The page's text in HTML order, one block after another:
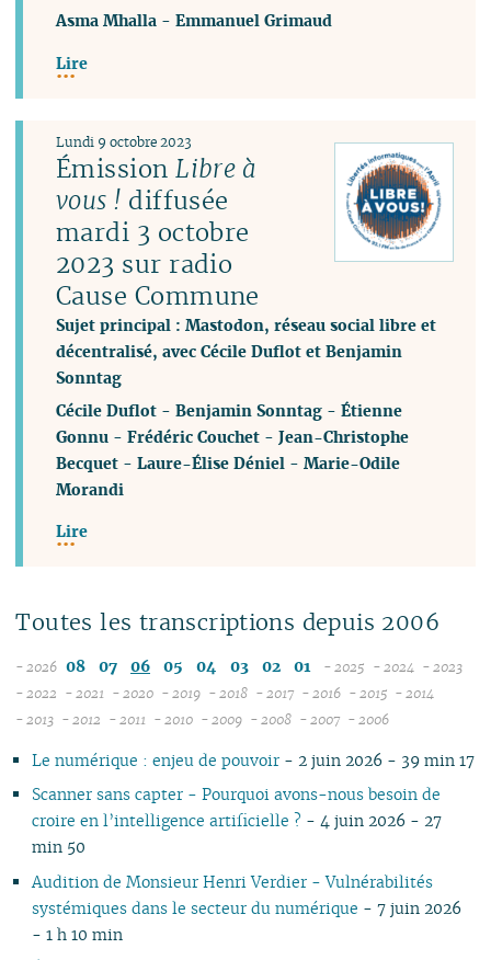
Asma Mhalla -Emmanuel Grimaud
Lire
ÉmissionLibre à
vous ! diffusée
mardi 3 octobre
2023 sur radio
Cause Commune
Sujet principal : Mastodon, réseau social libre et
décentralisé, avec Cécile Duflot et Benjamin
Sonntag
Lundi 9 octobre 2023
Cécile Duflot -Benjamin Sonntag -Étienne
Gonnu -Frédéric Couchet -Jean-Christophe
Becquet -Laure-Élise Déniel -Marie-Odile
Morandi
Lire
Toutes les transcriptions depuis 2006
- 2026 08 07 06 05 04 03 02 01 - 2025
12
11
09
08
07
04
03
- 2024
12
09
08
07
04
03
- 2023
09
- 2022
10
09
08
07
05
04
03
- 2021
10
09
08
05
04
03
- 2020
10
09
08
05
04
- 2019
10
09
08
05
04
- 2018
10
09
08
05
04
- 2017
10
09
08
05
04
- 2016
10
09
08
05
04
- 2015
10
09
08
05
04
- 2014
10
03
- 2013
10
09
08
04
- 2012
11
09
08
04
03
01
- 2011
11
10
09
06
05
- 2010
11
10
09
06
05
- 2009 - 2008
11
10
06
- 2007 - 2006
Le numérique : enjeu de pouvoir- 2 juin 2026 - 39 min 17
Scanner sans capter - Pourquoi avons-nous besoin de
croire en l’intelligence artificielle ? - 4 juin 2026 - 27
min 50
Audition de Monsieur Henri Verdier - Vulnérabilités
systémiques dans le secteur du numérique - 7 juin 2026
- 1 h 10 min